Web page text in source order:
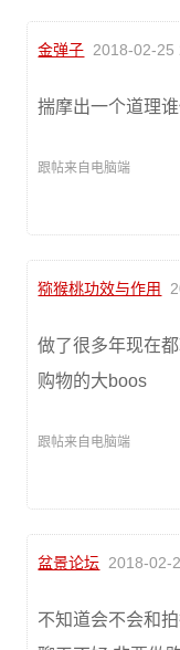
金弹子 2018-02-25
揣摩出一个道理
跟帖来自电脑端
猕猴桃功效与作用
做了很多年现在
购物的大boos
跟帖来自电脑端
盆景论坛 2018-02-
不知道会不会和